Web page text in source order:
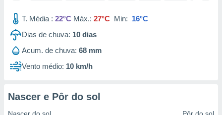
utilizar
criar
medir
da
T. Média : 22°C Máx.: 27°C Min: 16°C
Dias de chuva: 10 dias
Acum. de chuva: 68 mm
Vento médio: 10 km/h
Nascer e Pôr do sol